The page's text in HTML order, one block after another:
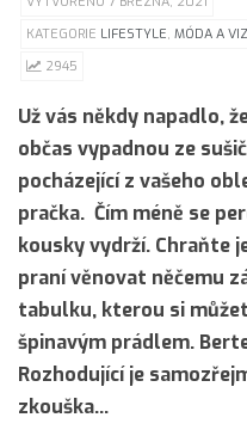
KATEGORIE LIFESTYLE, MÓDA A
2945
Už vás někdy napadlo,
občas vypadnou ze
pocházející z vašeho
pračka. Čím méně se
kousky vydrží. Chraňte
praní věnovat něčemu
tabulku, kterou si
špinavým prádlem.
Rozhodující je
zkouška…